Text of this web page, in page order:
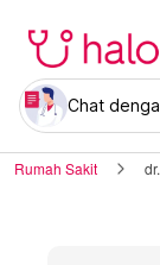
Chat
Rumah Sakit